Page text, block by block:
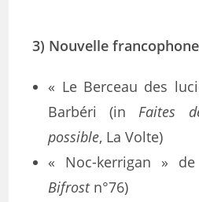
3) Nouvelle francophone
« Le Berceau des
Barbéri (inFaites
possible, La Volte)
« Noc-kerrigan »
Bifrostn°76)